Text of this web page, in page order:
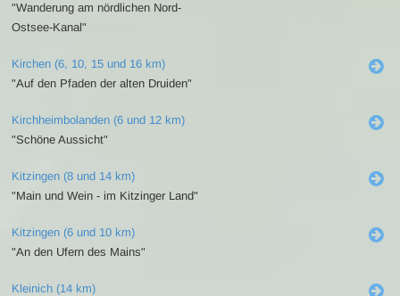
"Wanderung am nördlichen Nord-
Ostsee-Kanal"
Kirchen (6, 10, 15 und 16 km)
"Auf den Pfaden der alten Druiden"
Kirchheimbolanden (6 und 12 km)
"Schöne Aussicht"
Kitzingen (8 und 14 km)
"Main und Wein - im Kitzinger Land"
Kitzingen (6 und 10 km)
"An den Ufern des Mains"
Kleinich (14 km)